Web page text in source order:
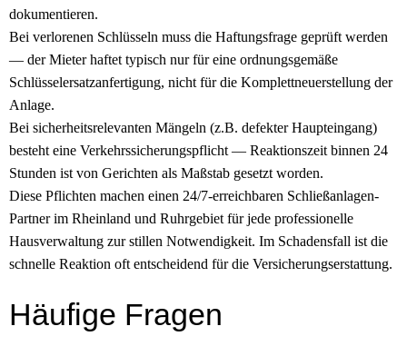
dokumentieren.
Bei verlorenen Schlüsseln muss die Haftungs­frage geprüft werden
— der Mieter haftet typisch nur für eine ordnungsgemäße
Schlüssel­ersatz­anfertigung, nicht für die Komplett­neuerstellung der
Anlage.
Bei sicherheits­relevanten Mängeln (z.B. defekter Haupteingang)
besteht eine Verkehrs­sicherungs­pflicht — Reaktionszeit binnen 24
Stunden ist von Gerichten als Maßstab gesetzt worden.
Diese Pflichten machen einen 24/7-erreichbaren Schließ­anlagen-
Partner im Rheinland und Ruhrgebiet für jede professionelle
Hausverwaltung zur stillen Notwendigkeit. Im Schadens­fall ist die
schnelle Reaktion oft entscheidend für die Versicherungs­erstattung.
Häufige Fragen